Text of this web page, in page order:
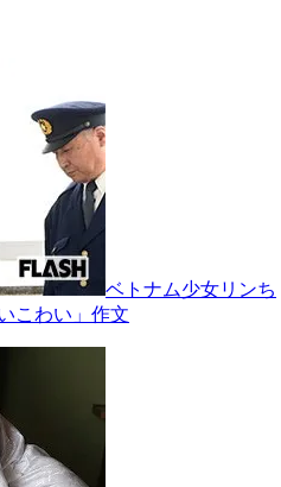
ベトナム少女リンち
こわい」作文